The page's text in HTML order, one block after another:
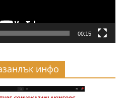
00:15
инфо